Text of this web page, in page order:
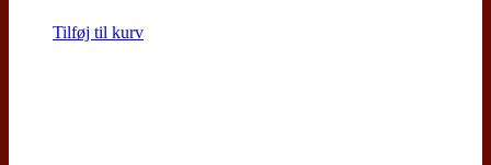
Tilføj til kurv